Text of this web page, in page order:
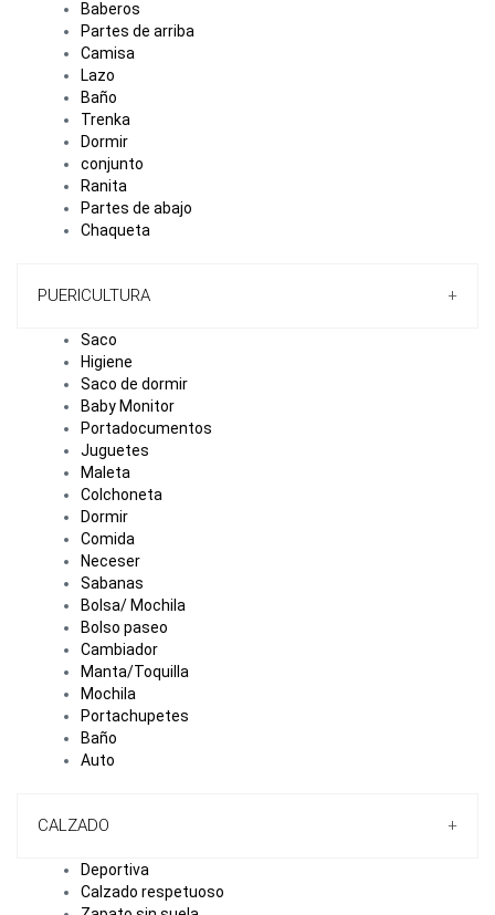
Baberos
Partes de arriba
Camisa
Lazo
Baño
Trenka
Dormir
conjunto
Ranita
Partes de abajo
Chaqueta
PUERICULTURA +
Saco
Higiene
Saco de dormir
Baby Monitor
Portadocumentos
Juguetes
Maleta
Colchoneta
Dormir
Comida
Neceser
Sabanas
Bolsa/ Mochila
Bolso paseo
Cambiador
Manta/Toquilla
Mochila
Portachupetes
Baño
Auto
CALZADO +
Deportiva
Calzado respetuoso